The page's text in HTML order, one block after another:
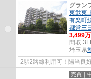
グラン
東武東
有楽町
都営三
3,499万
間取:
埼玉県
2駅2路線利用可！陽当良
売買｜